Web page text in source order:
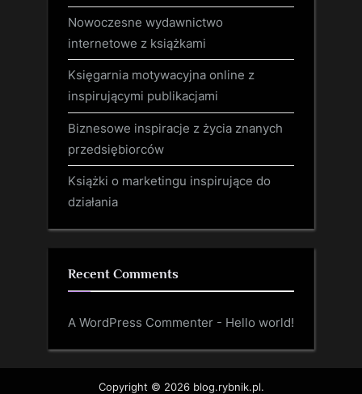
Nowoczesne wydawnictwo
internetowe z książkami
Księgarnia motywacyjna online z
inspirującymi publikacjami
Biznesowe inspiracje z życia znanych
przedsiębiorców
Książki o marketingu inspirujące do
działania
Recent Comments
A WordPress Commenter - Hello world!
Copyright © 2026 blog.rybnik.pl.